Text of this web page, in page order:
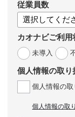
従業員数
カオナビご利用
未導入
個人情報の取り
個人情報の取
個人情報の取